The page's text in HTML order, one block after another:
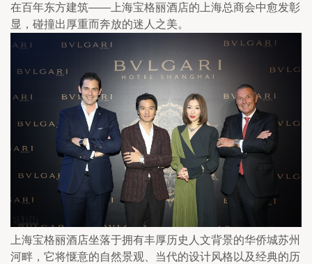
在百年东方建筑——上海宝格丽酒店的上海总商会中愈发彰
显，碰撞出厚重而奔放的迷人之美。
上海宝格丽酒店坐落于拥有丰厚历史人文背景的华侨城苏州
河畔，它将惬意的自然景观、当代的设计风格以及经典的历